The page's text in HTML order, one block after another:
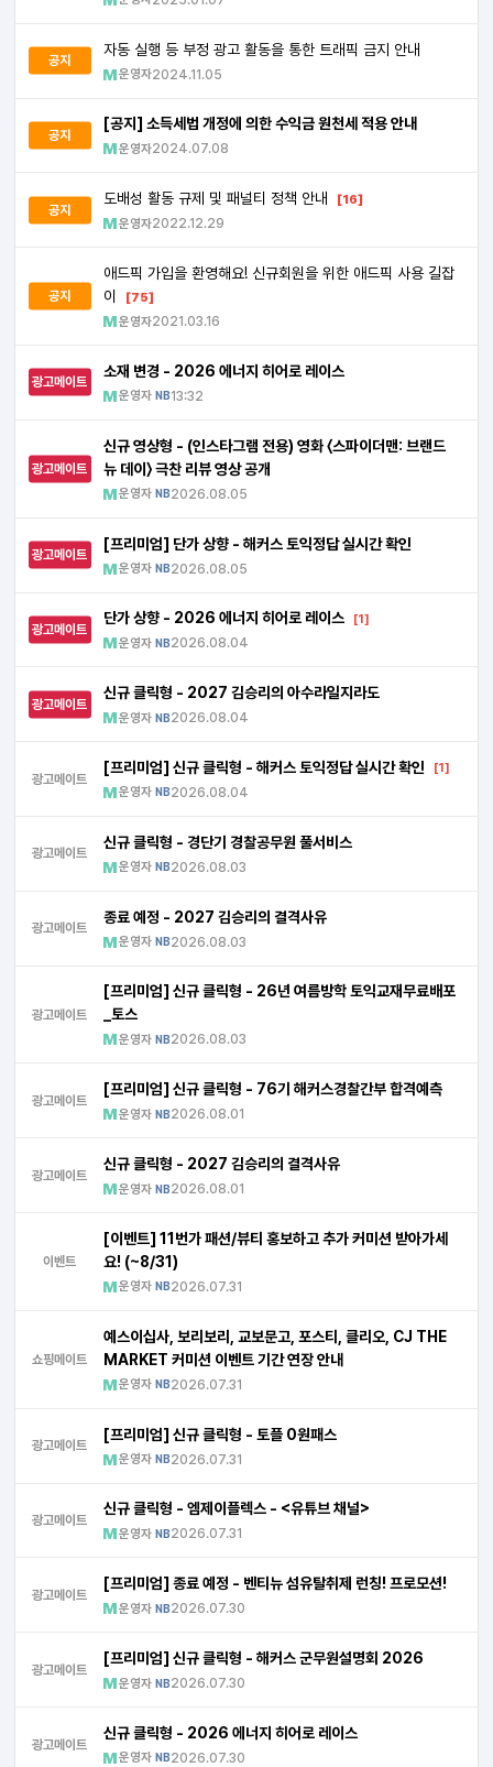
공지
자동 실행 등 부정 광고 활동을 통한 트래픽 금지 안내
운영자2024.11.05
공지
[공지] 소득세법 개정에 의한 수익금 원천세 적용 안내
운영자2024.07.08
공지
도배성 활동 규제 및 패널티 정책 안내
[16]
운영자2022.12.29
공지
애드픽 가입을 환영해요! 신규회원을 위한 애드픽 사용 길잡
이
[75]
운영자2021.03.16
광고메이트
소재 변경 - 2026 에너지 히어로 레이스
운영자 NB13:32
광고메이트
신규 영상형 - (인스타그램 전용) 영화 〈스파이더맨: 브랜드
뉴 데이〉 극찬 리뷰 영상 공개
운영자 NB2026.08.05
광고메이트
[프리미엄] 단가 상향 - 해커스 토익정답 실시간 확인
운영자 NB2026.08.05
광고메이트
단가 상향 - 2026 에너지 히어로 레이스
[1]
운영자 NB2026.08.04
광고메이트
신규 클릭형 - 2027 김승리의 아수라일지라도
운영자 NB2026.08.04
광고메이트
[프리미엄] 신규 클릭형 - 해커스 토익정답 실시간 확인
[1]
운영자 NB2026.08.04
광고메이트
신규 클릭형 - 경단기 경찰공무원 풀서비스
운영자 NB2026.08.03
광고메이트
종료 예정 - 2027 김승리의 결격사유
운영자 NB2026.08.03
광고메이트
[프리미엄] 신규 클릭형 - 26년 여름방학 토익교재무료배포
_토스
운영자 NB2026.08.03
광고메이트
[프리미엄] 신규 클릭형 - 76기 해커스경찰간부 합격예측
운영자 NB2026.08.01
광고메이트
신규 클릭형 - 2027 김승리의 결격사유
운영자 NB2026.08.01
이벤트
[이벤트] 11번가 패션/뷰티 홍보하고 추가 커미션 받아가세
요! (~8/31)
운영자 NB2026.07.31
쇼핑메이트
예스이십사, 보리보리, 교보문고, 포스티, 클리오, CJ THE
MARKET 커미션 이벤트 기간 연장 안내
운영자 NB2026.07.31
광고메이트
[프리미엄] 신규 클릭형 - 토플 0원패스
운영자 NB2026.07.31
광고메이트
신규 클릭형 - 엠제이플렉스 - <유튜브 채널>
운영자 NB2026.07.31
광고메이트
[프리미엄] 종료 예정 - 벤티뉴 섬유탈취제 런칭! 프로모션!
운영자 NB2026.07.30
광고메이트
[프리미엄] 신규 클릭형 - 해커스 군무원설명회 2026
운영자 NB2026.07.30
광고메이트
신규 클릭형 - 2026 에너지 히어로 레이스
운영자 NB2026.07.30